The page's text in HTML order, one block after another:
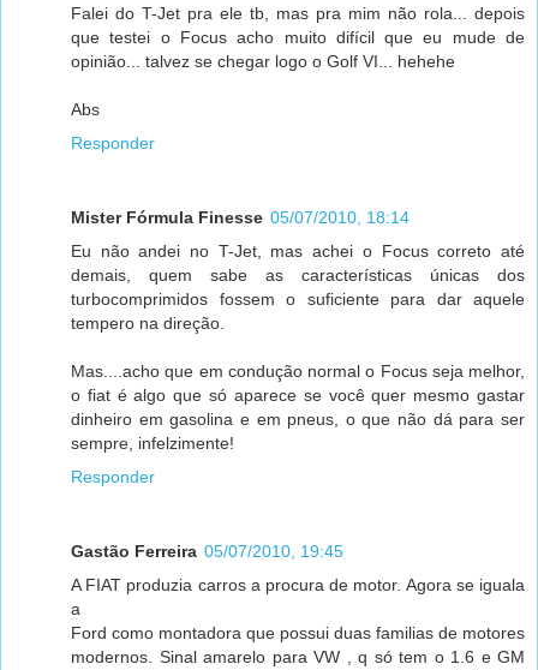
Falei do T-Jet pra ele tb, mas pra mim não rola... depois
que testei o Focus acho muito difícil que eu mude de
opinião... talvez se chegar logo o Golf VI... hehehe
Abs
Responder
Mister Fórmula Finesse 05/07/2010, 18:14
Eu não andei no T-Jet, mas achei o Focus correto até
demais, quem sabe as características únicas dos
turbocomprimidos fossem o suficiente para dar aquele
tempero na direção.
Mas....acho que em condução normal o Focus seja melhor,
o fiat é algo que só aparece se você quer mesmo gastar
dinheiro em gasolina e em pneus, o que não dá para ser
sempre, infelzimente!
Responder
Gastão Ferreira 05/07/2010, 19:45
A FIAT produzia carros a procura de motor. Agora se iguala
a
Ford como montadora que possui duas familias de motores
modernos. Sinal amarelo para VW , q só tem o 1.6 e GM